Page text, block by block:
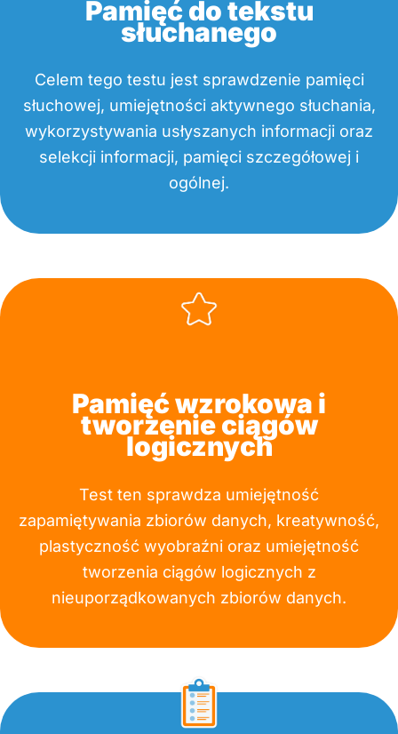
Pamięć do tekstu
słuchanego
Celem tego testu jest sprawdzenie pamięci
słuchowej, umiejętności aktywnego słuchania,
wykorzystywania usłyszanych informacji oraz
selekcji informacji, pamięci szczegółowej i
ogólnej.
Pamięć wzrokowa i
tworzenie ciągów
logicznych
Test ten sprawdza umiejętność
zapamiętywania zbiorów danych, kreatywność,
plastyczność wyobraźni oraz umiejętność
tworzenia ciągów logicznych z
nieuporządkowanych zbiorów danych.